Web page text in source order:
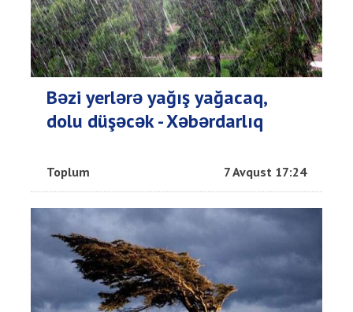
Bəzi yerlərə yağış yağacaq,
dolu düşəcək - Xəbərdarlıq
Toplum 7 Avqust 17:24